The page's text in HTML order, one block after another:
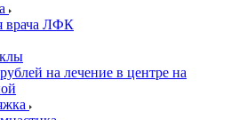
врача ЛФК
на лечение в центре на